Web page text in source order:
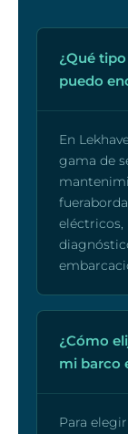
¿Qué
puedo
En
gama de
eléctricos,
¿Cómo
mi barco
Para